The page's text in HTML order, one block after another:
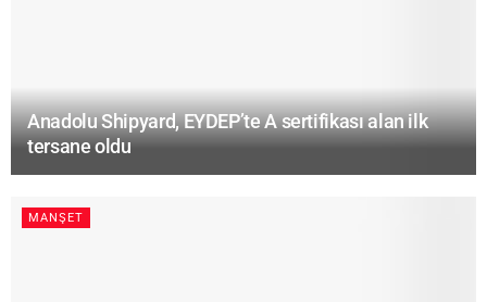
Anadolu Shipyard, EYDEP’te A sertifikası alan ilk
tersane oldu
MANŞET